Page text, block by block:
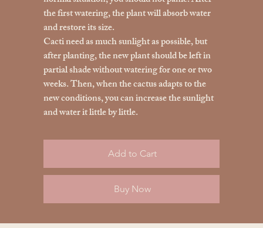
the first watering, the plant will absorb water
and restore its size.
Cacti need as much sunlight as possible, but
after planting, the new plant should be left in
partial shade without watering for one or two
weeks. Then, when the cactus adapts to the
new conditions, you can increase the sunlight
and water it little by little.
Add to Cart
Buy Now